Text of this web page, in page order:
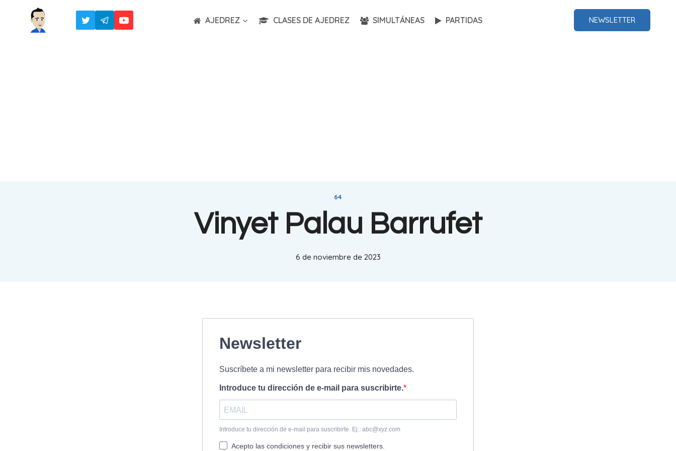
AJEDREZ CLASES DE AJEDREZ SIMULTÁNEAS PARTIDAS NEWSLETTER
64
Vinyet Palau Barrufet
6 de noviembre de 2023